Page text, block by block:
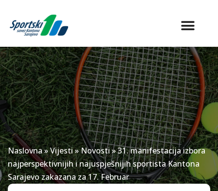
Naslovna»Vijesti»Novosti»31. manifestacija izbora
najperspektivnijih i najuspješnijih sportista Kantona
Sarajevo zakazana za 17. Februar